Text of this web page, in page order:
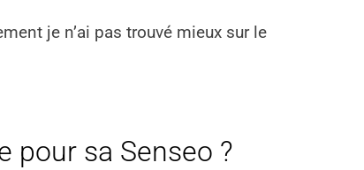
je n’ai pas trouvé mieux sur le
pour sa Senseo ?